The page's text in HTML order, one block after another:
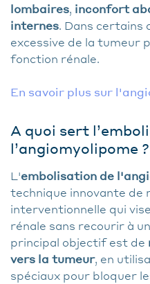
lombaires, inconfort
internes. Dans certains
excessive de la tumeur
fonction rénale.
En savoir plus sur
A quoi sert
l’angiomyolipome ?
L'embolisation de
technique innovante de
interventionnelle qui
rénale sans recourir à
principal objectif est de
vers la tumeur, en
spéciaux pour bloquer